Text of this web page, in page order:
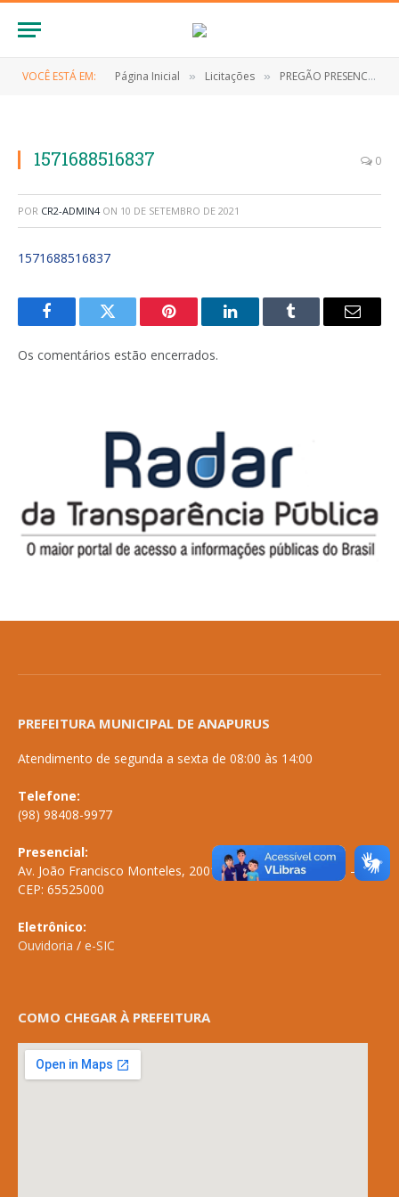
VOCÊ ESTÁ EM: Página Inicial » Licitações » PREGÃO PRESENCIAL Nº 022/2019 (CONTRATAÇÃO DE EMPRESA PARA AQUISIÇÃO DE MATERIAL DE EXPEDIENTE DE INTERESSE DA ADMINISTRAÇÃO PÚBLICA DE ANAPURUS/MA)
1571688516837 0
POR CR2-ADMIN4 ON 10 DE SETEMBRO DE 2021
1571688516837
FacebookTwitter Pinterest LinkedInTumblr
E-
Os comentários estão encerrados.
PREFEITURA MUNICIPAL DE ANAPURUS
Atendimento de segunda a sexta de 08:00 às 14:00
Telefone:
(98) 98408-9977
Presencial:
Av. João Francisco Monteles, 2001 \ Centro \ ANAPURUS – MA
CEP: 65525000
Eletrônico:
Ouvidoria / e-SIC
COMO CHEGAR À PREFEITURA